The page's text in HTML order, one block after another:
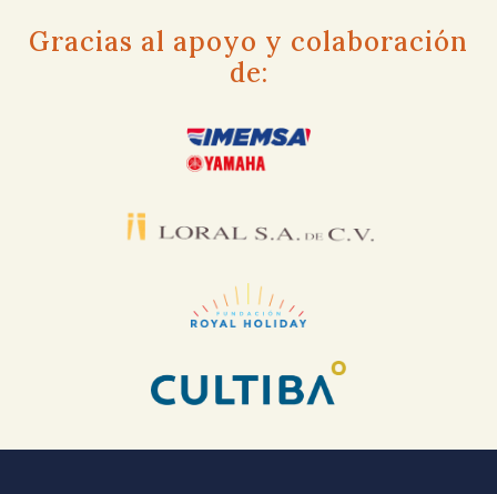
Gracias al apoyo y colaboración
de: